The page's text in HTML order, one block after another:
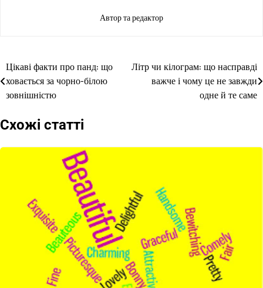
Автор та редактор
Навігація
записів
Цікаві факти про панд: що
ховається за чорно-білою
зовнішністю
Літр чи кілограм: що насправді
важче і чому це не завжди
одне й те саме
Схожі статті